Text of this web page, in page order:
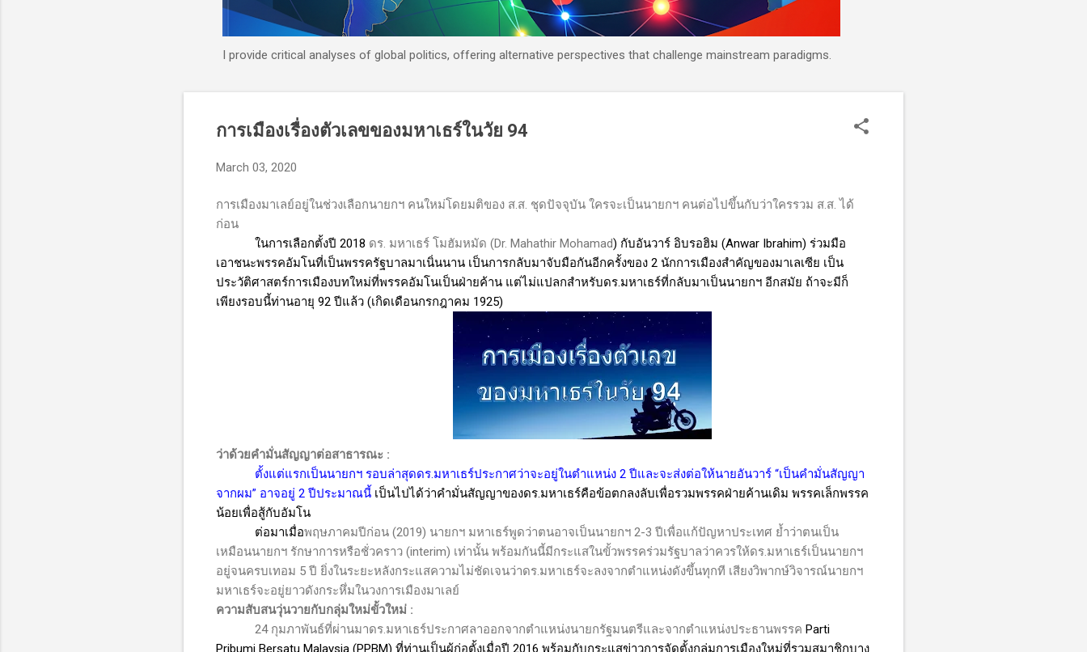
I provide critical analyses of global politics, offering alternative perspectives that challenge mainstream paradigms.
การเมืองเรื่องตัวเลขของมหาเธร์ในวัย 94
March 03, 2020
การเมืองมาเลย์อยู่ในช่วงเลือกนายกฯ คนใหม่โดยมติของ ส.ส. ชุดปัจจุบัน ใครจะเป็นนายกฯ คนต่อไปขึ้นกับว่าใครรวม ส.ส. ได้
ก่อน
ในการเลือกตั้งปี 2018 ดร. มหาเธร์ โมฮัมหมัด (Dr. Mahathir Mohamad) กับอันวาร์ อิบรอฮิม (Anwar Ibrahim) ร่วมมือ
เอาชนะพรรคอัมโนที่เป็นพรรครัฐบาลมาเนิ่นนาน เป็นการกลับมาจับมือกันอีกครั้งของ 2 นักการเมืองสำคัญของมาเลเซีย เป็น
ประวัติศาสตร์การเมืองบทใหม่ที่พรรคอัมโนเป็นฝ่ายค้าน แต่ไม่แปลกสำหรับดร.มหาเธร์ที่กลับมาเป็นนายกฯ อีกสมัย ถ้าจะมีก็
เพียงรอบนี้ท่านอายุ 92 ปีแล้ว (เกิดเดือนกรกฎาคม 1925)
ว่าด้วยคำมั่นสัญญาต่อสาธารณะ :
ตั้งแต่แรกเป็นนายกฯ รอบล่าสุดดร.มหาเธร์ประกาศว่าจะอยู่ในตำแหน่ง 2 ปีและจะส่งต่อให้นายอันวาร์ “เป็นคำมั่นสัญญา
จากผม” อาจอยู่ 2 ปีประมาณนี้ เป็นไปได้ว่าคำมั่นสัญญาของดร.มหาเธร์คือข้อตกลงลับเพื่อรวมพรรคฝ่ายค้านเดิม พรรคเล็กพรรค
น้อยเพื่อสู้กับอัมโน
ต่อมาเมื่อพฤษภาคมปีก่อน (2019) นายกฯ มหาเธร์พูดว่าตนอาจเป็นนายกฯ 2-3 ปีเพื่อแก้ปัญหาประเทศ ย้ำว่าตนเป็น
เหมือนนายกฯ รักษาการหรือชั่วคราว (interim) เท่านั้น พร้อมกันนี้มีกระแสในขั้วพรรคร่วมรัฐบาลว่าควรให้ดร.มหาเธร์เป็นนายกฯ
อยู่จนครบเทอม 5 ปี ยิ่งในระยะหลังกระแสความไม่ชัดเจนว่าดร.มหาเธร์จะลงจากตำแหน่งดังขึ้นทุกที เสียงวิพากษ์วิจารณ์นายกฯ
มหาเธร์จะอยู่ยาวดังกระหึ่มในวงการเมืองมาเลย์
ความสับสนวุ่นวายกับกลุ่มใหม่ขั้วใหม่ :
24 กุมภาพันธ์ที่ผ่านมาดร.มหาเธร์ประกาศลาออกจากตำแหน่งนายกรัฐมนตรีและจากตำแหน่งประธานพรรค Parti
Pribumi Bersatu Malaysia (PPBM) ที่ท่านเป็นผู้ก่อตั้งเมื่อปี 2016 พร้อมกับกระแสข่าวการจัดตั้งกลุ่มการเมืองใหม่ที่รวมสมาชิกบาง